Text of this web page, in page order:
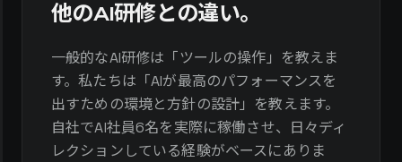
他のAI研修との違い。
一般的なAI研修は「ツールの操作」を教えま
す。私たちは「AIが最高のパフォーマンスを
出すための環境と方針の設計」を教えます。
自社でAI社員6名を実際に稼働させ、日々ディ
レクションしている経験がベースにありま